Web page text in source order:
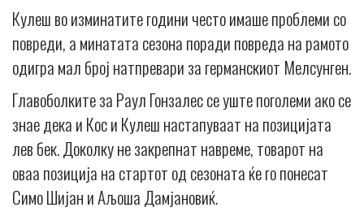
Кулеш во изминатите години често имаше проблеми со
повреди, а минатата сезона поради повреда на рамото
одигра мал број натпревари за германскиот Мелсунген.
Главоболките за Раул Гонзалес се уште поголеми ако се
знае дека и Кос и Кулеш настапуваат на позицијата
лев бек. Доколку не закрепнат навреме, товарот на
оваа позиција на стартот од сезоната ќе го понесат
Симо Шијан и Аљоша Дамјановиќ.